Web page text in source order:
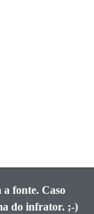
fonte. Caso
do infrator. ;-)